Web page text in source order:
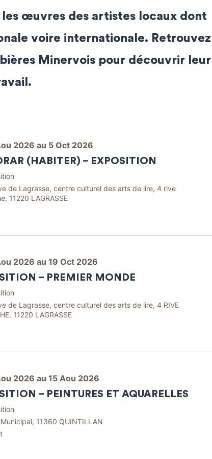
œuvres des artistes locaux dont
voire internationale. Retrouvez
Minervois pour découvrir leur
2026 au 5 Oct 2026
(HABITER) – EXPOSITION
de Lagrasse, centre culturel des arts de lire, 4 rive
11220 LAGRASSE
2026 au 19 Oct 2026
– PREMIER MONDE
de Lagrasse, centre culturel des arts de lire, 4 RIVE
11220 LAGRASSE
2026 au 15 Aou 2026
– PEINTURES ET AQUARELLES
11360 QUINTILLAN